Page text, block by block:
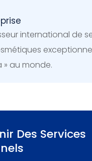
international de
» au monde.
Des Services